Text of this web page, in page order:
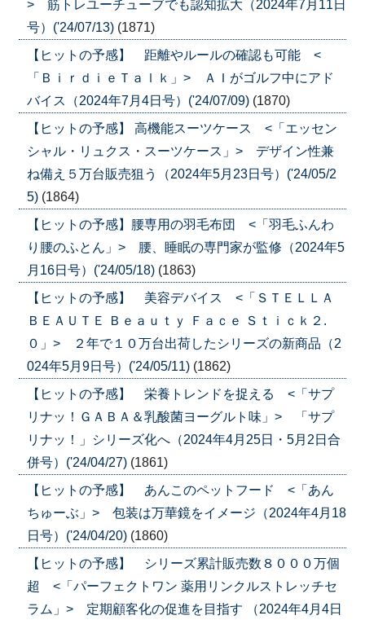
> 筋トレユーチューブでも認知拡大（2024年7月11日
号）('24/07/13) (1871)
【ヒットの予感】 距離やルールの確認も可能 <
「ＢｉｒｄｉｅＴａｌｋ」> ＡＩがゴルフ中にアド
バイス（2024年7月4日号）('24/07/09) (1870)
【ヒットの予感】 高機能スーツケース <「エッセン
シャル・リュクス・スーツケース」> デザイン性兼
ね備え５万台販売狙う（2024年5月23日号）('24/05/2
5) (1864)
【ヒットの予感】腰専用の羽毛布団 <「羽毛ふんわ
り腰のふとん」> 腰、睡眠の専門家が監修（2024年5
月16日号）('24/05/18) (1863)
【ヒットの予感】 美容デバイス <「ＳＴＥＬＬＡ
ＢＥＡＵＴＥ Ｂｅａｕｔｙ Ｆａｃｅ Ｓｔｉｃｋ２.
０」> ２年で１０万台出荷したシリーズの新商品（2
024年5月9日号）('24/05/11) (1862)
【ヒットの予感】 栄養トレンドを捉える <「サプ
リナッ！ＧＡＢＡ＆乳酸菌ヨーグルト味」> 「サプ
リナッ！」シリーズ化へ（2024年4月25日・5月2日合
併号）('24/04/27) (1861)
【ヒットの予感】 あんこのペットフード <「あん
ちゅーぶ」> 包装は万華鏡をイメージ（2024年4月18
日号）('24/04/20) (1860)
【ヒットの予感】 シリーズ累計販売数８０００万個
超 <「パーフェクトワン 薬用リンクルストレッチセ
ラム」> 定期顧客化の促進を目指す （2024年4月4日